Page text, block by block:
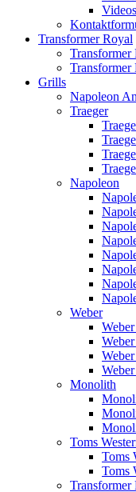
Transformer Royal
Transformer
Transformer
Grills
Napoleon
Traeger
Napoleon
Weber
Monolith
Toms
Toms
Toms
Transformer